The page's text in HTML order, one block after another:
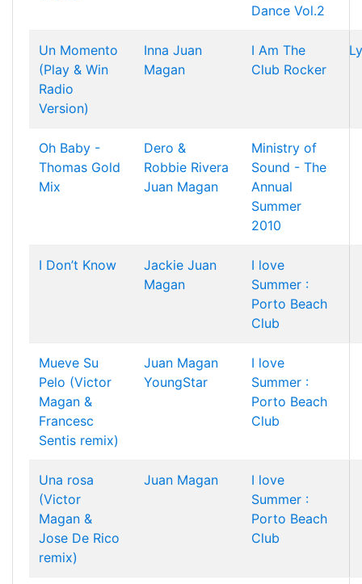
Dance Vol.2
Un Momento
(Play & Win
Radio
Version)
Inna Juan
Magan
I Am The
Club Rocker
Oh Baby -
Thomas Gold
Mix
Dero &
Robbie Rivera
Juan Magan
Ministry of
Sound - The
Annual
Summer
2010
I Don’t Know Jackie Juan
Magan
I love
Summer :
Porto Beach
Club
Mueve Su
Pelo (Victor
Magan &
Francesc
Sentis remix)
Juan Magan
YoungStar
I love
Summer :
Porto Beach
Club
Una rosa
(Victor
Magan &
Jose De Rico
remix)
Juan Magan
I love
Summer :
Porto Beach
Club